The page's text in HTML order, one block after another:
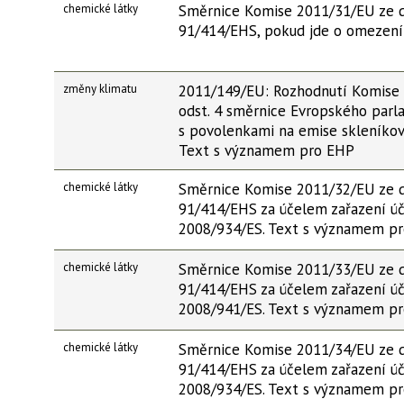
chemické látky
Směrnice Komise 2011/31/EU ze
91/414/EHS, pokud jde o
změny klimatu
2011/149/EU: Rozhodnutí
odst. 4 směrnice Evropského
s povolenkami na emise
Text s významem pro EHP
chemické látky
Směrnice Komise 2011/32/EU ze
91/414/EHS za účelem zařazení
2008/934/ES. Text s významem
chemické látky
Směrnice Komise 2011/33/EU ze
91/414/EHS za účelem zařazení
2008/941/ES. Text s významem
chemické látky
Směrnice Komise 2011/34/EU ze
91/414/EHS za účelem zařazení
2008/934/ES. Text s významem